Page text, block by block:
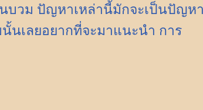
บวม ปัญหาเหล่านี้มักจะเป็นปัญห
นเลยอยากที่จะมาแนะนำ การ